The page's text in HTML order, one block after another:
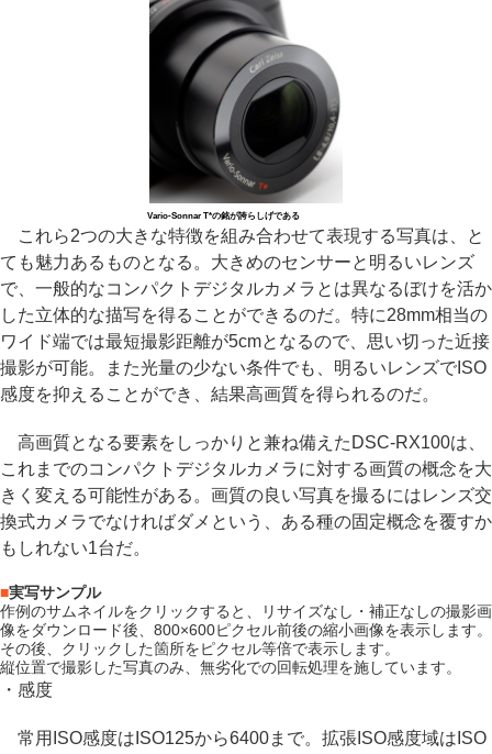
Vario-Sonnar T*の銘が誇らしげである
これら2つの大きな特徴を組み合わせて表現する写真は、と
ても魅力あるものとなる。大きめのセンサーと明るいレンズ
で、一般的なコンパクトデジタルカメラとは異なるぼけを活か
した立体的な描写を得ることができるのだ。特に28mm相当の
ワイド端では最短撮影距離が5cmとなるので、思い切った近接
撮影が可能。また光量の少ない条件でも、明るいレンズでISO
感度を抑えることができ、結果高画質を得られるのだ。
高画質となる要素をしっかりと兼ね備えたDSC-RX100は、
これまでのコンパクトデジタルカメラに対する画質の概念を大
きく変える可能性がある。画質の良い写真を撮るにはレンズ交
換式カメラでなければダメという、ある種の固定概念を覆すか
もしれない1台だ。
■実写サンプル
作例のサムネイルをクリックすると、リサイズなし・補正なしの撮影画
像をダウンロード後、800×600ピクセル前後の縮小画像を表示します。
その後、クリックした箇所をピクセル等倍で表示します。
縦位置で撮影した写真のみ、無劣化での回転処理を施しています。
・感度
常用ISO感度はISO125から6400まで。拡張ISO感度域はISO